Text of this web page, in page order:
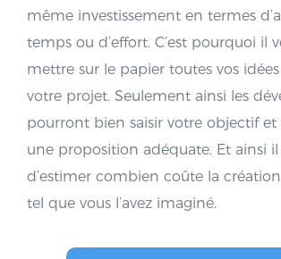
même investissement en termes
temps ou d’effort. C’est pourquoi il
mettre sur le papier toutes vos
votre projet. Seulement ainsi les
pourront bien saisir votre objectif et
une proposition adéquate. Et ainsi il
d’estimer combien coûte la
tel que vous l’avez imaginé.